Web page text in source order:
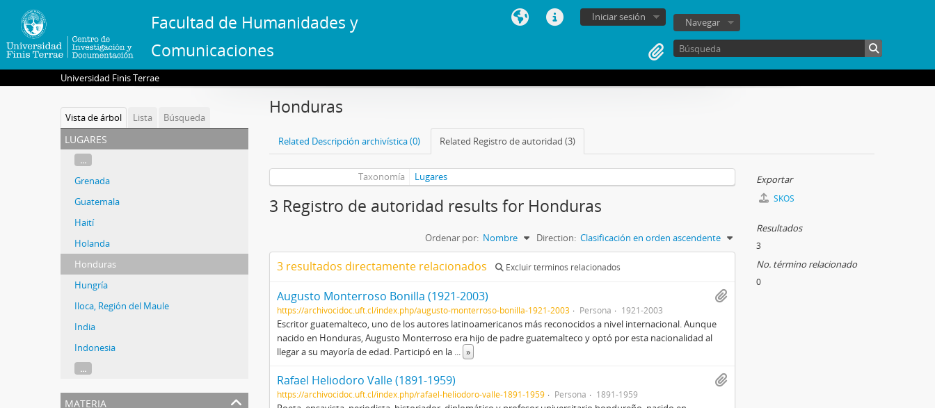
Facultad de Humanidades y
Comunicaciones
Iniciar sesión Navegar
Universidad Finis Terrae
Vista de árbol Lista Búsqueda
lugares
...
Grenada
Guatemala
Haití
Holanda
Honduras
Hungría
Iloca, Región del Maule
India
Indonesia
...
materia
Honduras
Related Descripción archivística (0) Related Registro de autoridad (3)
Taxonomía Lugares
3 Registro de autoridad results for Honduras
Ordenar por: Nombre Direction: Clasificación en orden ascendente
3 resultados directamente relacionados Excluir términos relacionados
Augusto Monterroso Bonilla (1921-2003)
https://archivocidoc.uft.cl/index.php/augusto-monterroso-bonilla-1921-2003 Persona 1921-2003
Escritor guatemalteco, uno de los autores latinoamericanos más reconocidos a nivel internacional. Aunque
nacido en Honduras, Augusto Monterroso era hijo de padre guatemalteco y optó por esta nacionalidad al
llegar a su mayoría de edad. Participó en la ... »
Rafael Heliodoro Valle (1891-1959)
https://archivocidoc.uft.cl/index.php/rafael-heliodoro-valle-1891-1959 Persona 1891-1959
Exportar
SKOS
Resultados
3
No. término relacionado
0